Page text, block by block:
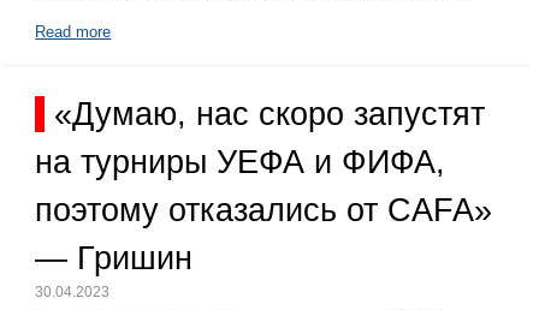
Read more
«Думаю, нас скоро запустят
на турниры УЕФА и ФИФА,
поэтому отказались от CAFA»
— Гришин
30.04.2023